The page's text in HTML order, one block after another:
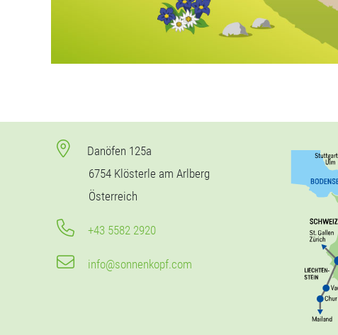
Danöfen 125a
6754 Klösterle am Arlberg
Österreich
+43 5582 2920
info@sonnenkopf.com